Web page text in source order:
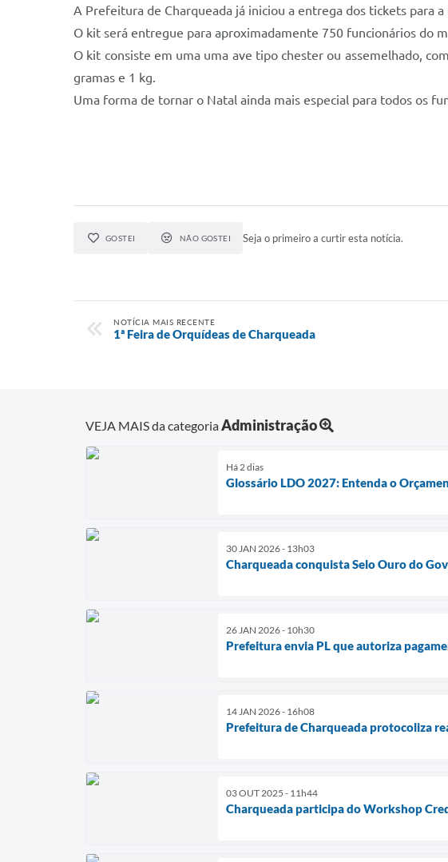
A Prefeitura de Charqueada já iniciou a entrega dos tickets para
O kit será entregue para aproximadamente 750 funcionários do
O kit consiste em uma uma ave tipo chester ou assemelhado,
gramas e 1 kg.
Uma forma de tornar o Natal ainda mais especial para todos os
GOSTEI NÃO GOSTEI Seja o primeiro a curtir esta notícia.
NOTÍCIA MAIS RECENTE
1ª Feira de Orquídeas de Charqueada
VEJA MAIS da categoriaAdministração
Há 2 dias
Glossário LDO 2027: Entenda o
30 JAN 2026 - 13h03
Charqueada conquista Selo Ouro do
26 JAN 2026 - 10h30
Prefeitura envia PL que autoriza
14 JAN 2026 - 16h08
Prefeitura de Charqueada protocoliza
03 OUT 2025 - 11h44
Charqueada participa do Workshop